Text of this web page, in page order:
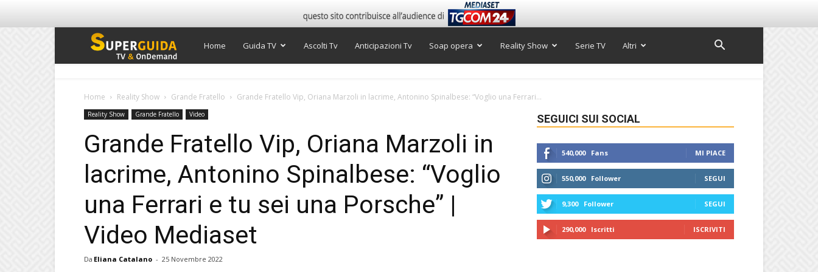
Super
TV
Home Guida TV Ascolti Tv Anticipazioni Tv Soap opera Reality Show Serie TV Altri
Home Reality Show Grande Fratello Grande Fratello Vip, Oriana Marzoli in lacrime, Antonino Spinalbese: “Voglio una Ferrari...
Reality Show Grande Fratello Video
Grande Fratello Vip, Oriana Marzoli in
lacrime, Antonino Spinalbese: “Voglio
una Ferrari e tu sei una Porsche” |
Video Mediaset
Da Eliana Catalano - 25 Novembre 2022
SEGUICI SUI SOCIAL
540,000 Fans MI PIACE
550,000 Follower SEGUI
9,300 Follower SEGUI
290,000 Iscritti ISCRIVITI